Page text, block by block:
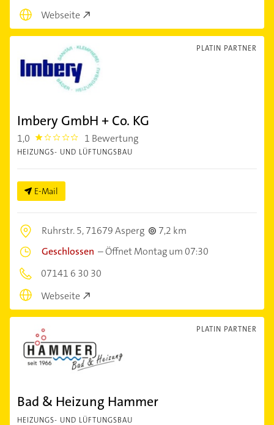
Webseite
PLATIN PARTNER
Imbery GmbH + Co. KG
1,0 1.0 1 Bewertung
HEIZUNGS- UND LÜFTUNGSBAU
E-Mail
Ruhrstr. 5,71679 Asperg
7,2 km
Geschlossen –Öffnet Montag um 07:30
07141 6 30 30
Webseite
PLATIN PARTNER
Bad & Heizung Hammer
HEIZUNGS- UND LÜFTUNGSBAU